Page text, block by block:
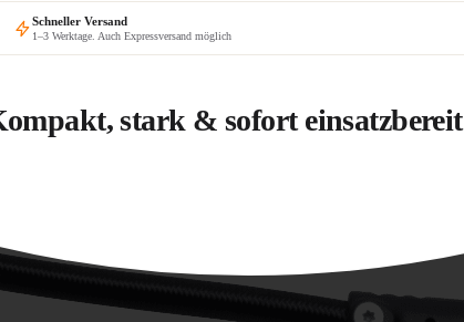
Schneller Versand
1–3 Werktage. Auch Expressversand möglich
stark & sofort einsatzbereit